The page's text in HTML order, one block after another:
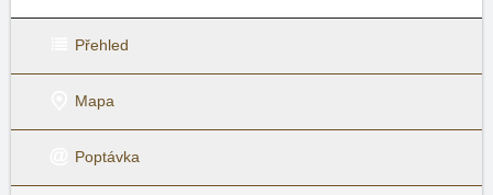
Přehled
Mapa
Poptávka